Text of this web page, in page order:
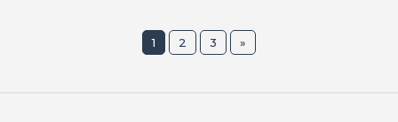
1 2 3 »